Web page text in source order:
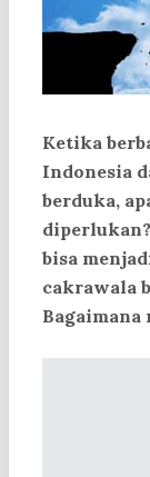
Ketika
Indonesia
berduka,
bisa
cakrawala